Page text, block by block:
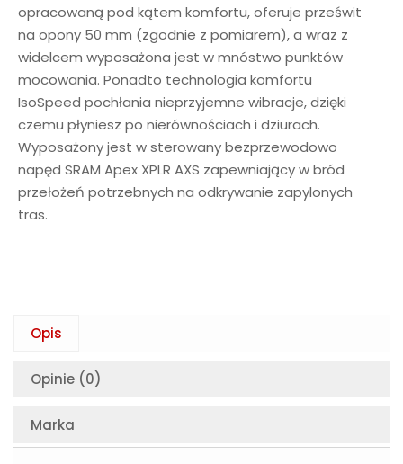
opracowaną pod kątem komfortu, oferuje prześwit
na opony 50 mm (zgodnie z pomiarem), a wraz z
widelcem wyposażona jest w mnóstwo punktów
mocowania. Ponadto technologia komfortu
IsoSpeed pochłania nieprzyjemne wibracje, dzięki
czemu płyniesz po nierównościach i dziurach.
Wyposażony jest w sterowany bezprzewodowo
napęd SRAM Apex XPLR AXS zapewniający w bród
przełożeń potrzebnych na odkrywanie zapylonych
tras.
Opis
Opinie (0)
Marka